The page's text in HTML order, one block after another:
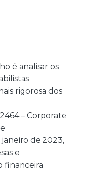
é analisar os
rigorosa dos
– Corporate
janeiro de 2023,
e
financeira